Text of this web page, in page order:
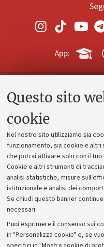
Questo sito
cookie
Nel nostro sito utilizziamo sia
funzionamento, sia cookie e
che potrai attivare solo con il tuo
Cookie e altri strumenti di
analisi statistiche, misure
istituzionale e analisi dei
Se chiudi questo banner
necessari.
Puoi esprimere il consenso sui
in "Personalizza cookie" e, se
App:
Alumni
Piano
Bandi,